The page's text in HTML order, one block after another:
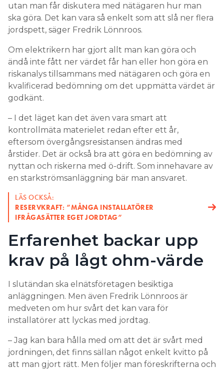
utan man får diskutera med nätägaren hur man
ska göra. Det kan vara så enkelt som att slå ner flera
jordspett, säger Fredrik Lönnroos.
Om elektrikern har gjort allt man kan göra och
ändå inte fått ner värdet får han eller hon göra en
riskanalys tillsammans med nätägaren och göra en
kvalificerad bedömning om det uppmätta värdet är
godkänt.
– I det läget kan det även vara smart att
kontrollmäta materielet redan efter ett år,
eftersom övergångsresistansen ändras med
årstider. Det är också bra att göra en bedömning av
nyttan och riskerna med ö-drift. Som innehavare av
en starkströmsanläggning bär man ansvaret.
LÄS OCKSÅ:
RESERVKRAFT: ”MÅNGA INSTALLATÖRER
IFRÅGASÄTTER EGET JORDTAG”
Erfarenhet backar upp
krav på lågt ohm-värde
I slutändan ska elnätsföretagen besiktiga
anläggningen. Men även Fredrik Lönnroos är
medveten om hur svårt det kan vara för
installatörer att lyckas med jordtag.
– Jag kan bara hålla med om att det är svårt med
jordningen, det finns sällan något enkelt kvitto på
att man gjort rätt. Men följer man föreskrifterna och